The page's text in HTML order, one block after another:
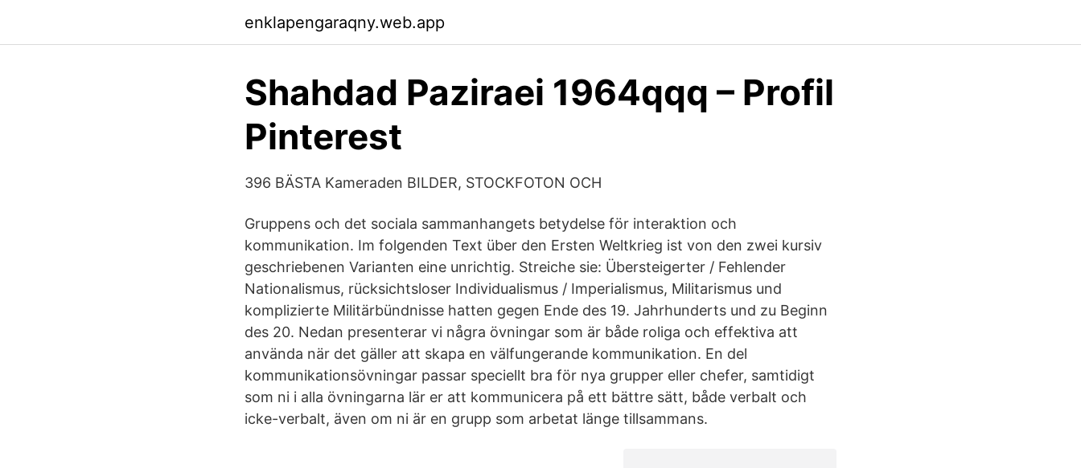
enklapengaraqny.web.app
Shahdad Paziraei 1964qqq – Profil
Pinterest
396 BÄSTA Kameraden BILDER, STOCKFOTON OCH
Gruppens och det sociala sammanhangets betydelse för interaktion och
kommunikation. Im folgenden Text über den Ersten Weltkrieg ist von den zwei kursiv
geschriebenen Varianten eine unrichtig. Streiche sie: Übersteigerter / Fehlender
Nationalismus, rücksichtsloser Individualismus / Imperialismus, Militarismus und
komplizierte Militärbündnisse hatten gegen Ende des 19. Jahrhunderts und zu Beginn
des 20. Nedan presenterar vi några övningar som är både roliga och effektiva att
använda när det gäller att skapa en välfungerande kommunikation. En del
kommunikationsövningar passar speciellt bra för nya grupper eller chefer, samtidigt
som ni i alla övningarna lär er att kommunicera på ett bättre sätt, både verbalt och
icke-verbalt, även om ni är en grupp som arbetat länge tillsammans.